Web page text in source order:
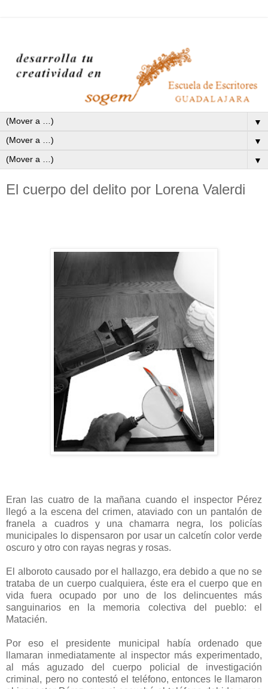
▼
▼
▼
El cuerpo del delito por Lorena Valerdi
Eran las cuatro de la mañana cuando el inspector Pérez
llegó a la escena del crimen, ataviado con un pantalón de
franela a cuadros y una chamarra negra, los policías
municipales lo dispensaron por usar un calcetín color verde
oscuro y otro con rayas negras y rosas.
El alboroto causado por el hallazgo, era debido a que no se
trataba de un cuerpo cualquiera, éste era el cuerpo que en
vida fuera ocupado por uno de los delincuentes más
sanguinarios en la memoria colectiva del pueblo: el
Matacién.
Por eso el presidente municipal había ordenado que
llamaran inmediatamente al inspector más experimentado,
al más aguzado del cuerpo policial de investigación
criminal, pero no contestó el teléfono, entonces le llamaron